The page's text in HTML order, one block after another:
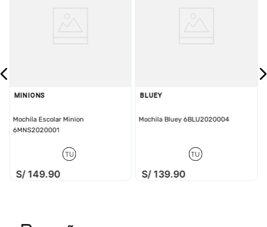
Sandalia flip flop para niño de diseño versátil y
cualquier look de verano
MINIONS
Mochila Escolar Minion
6MNS2020001
TU
S/ 149.90
BLUEY
Mochila Bluey 6BLU2020004
TU
S/ 139.90